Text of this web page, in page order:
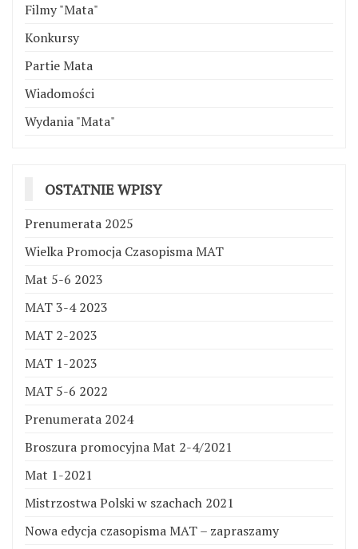
Filmy "Mata"
Konkursy
Partie Mata
Wiadomości
Wydania "Mata"
OSTATNIE WPISY
Prenumerata 2025
Wielka Promocja Czasopisma MAT
Mat 5-6 2023
MAT 3-4 2023
MAT 2-2023
MAT 1-2023
MAT 5-6 2022
Prenumerata 2024
Broszura promocyjna Mat 2-4/2021
Mat 1-2021
Mistrzostwa Polski w szachach 2021
Nowa edycja czasopisma MAT – zapraszamy